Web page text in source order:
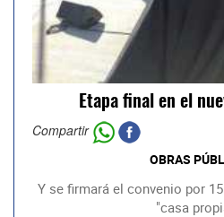
Etapa final en el
Compartir
OBRAS
Y se firmará el convenio por
"casa